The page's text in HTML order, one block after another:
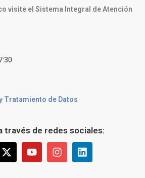
visite el Sistema Integral de Atención
Tratamiento de Datos
través de redes sociales: